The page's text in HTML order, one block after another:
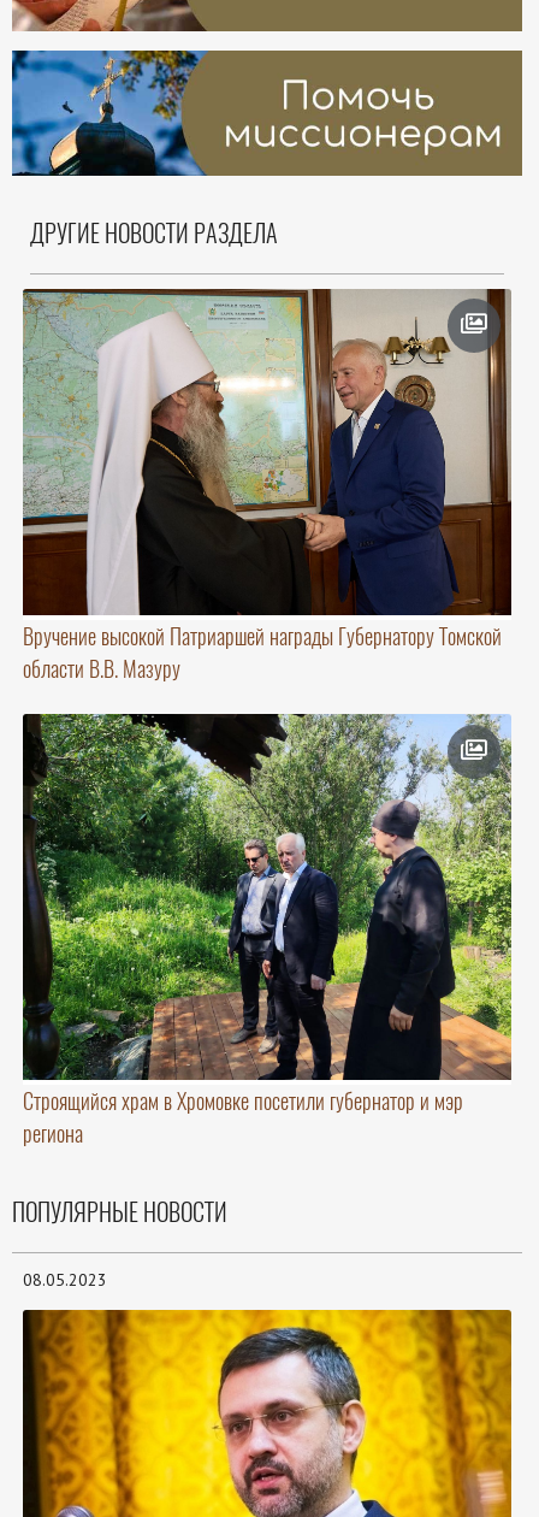
ДРУГИЕ НОВОСТИ РАЗДЕЛА
Вручение высокой Патриаршей награды Губернатору Томской
области В.В. Мазуру
Строящийся храм в Хромовке посетили губернатор и мэр
региона
ПОПУЛЯРНЫЕ НОВОСТИ
08.05.2023